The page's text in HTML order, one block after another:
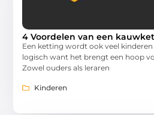
4 Voordelen van een
Een ketting wordt ook veel
logisch want het brengt een hoop
Zowel ouders als leraren
Kinderen